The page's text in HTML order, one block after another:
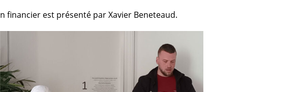
financier est présenté par Xavier Beneteaud.